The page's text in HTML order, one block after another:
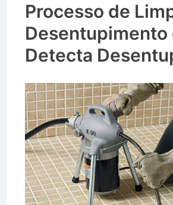
Processo de
Desentupimento
Detecta